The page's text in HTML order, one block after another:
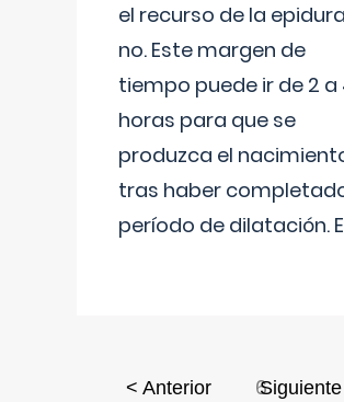
el recurso de la
no. Este margen de
tiempo puede ir de 2 a
horas para que se
produzca el
tras haber
período de dilatación.
< Anterior 6